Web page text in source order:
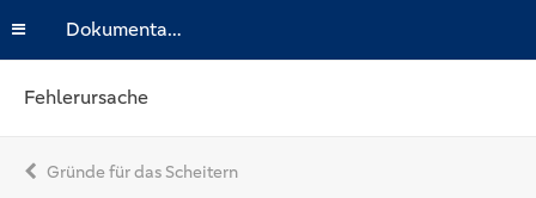
Dokumentation
Fehlerursache
Gründe für das Scheitern